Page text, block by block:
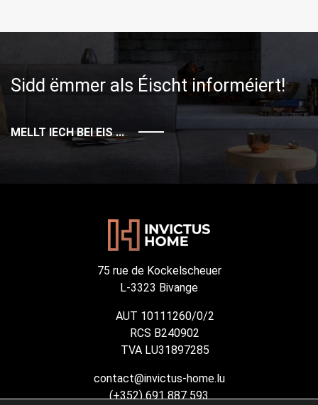
Sidd ëmmer als Éischt informéiert!
MELLT IECH BEI EIS ...
75 rue de Kockelscheuer
L-3323 Bivange
AUT 10111260/0/2
RCS B240902
TVA LU31897285
contact@invictus-home.lu
(+352) 691 887 593